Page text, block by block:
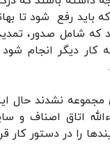
رفع شود تا بهانه
انجام شود که شامل صدور، تمدید،
دیگر انجام شود و
نشدند حال این
اتاق اصناف و سایر
را در دستور کار قرار